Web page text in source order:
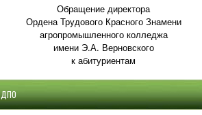
Обращение директора
Ордена Трудового Красного Знамени
агропромышленного колледжа
имени Э.А. Верновского
к абитуриентам
ДПО